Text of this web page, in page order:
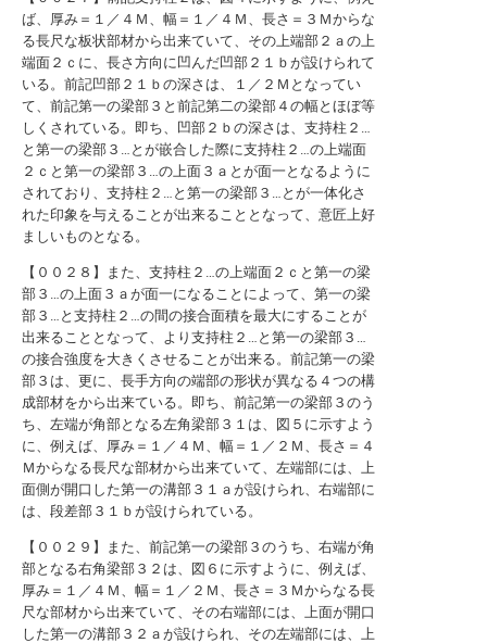
ば、厚み＝１／４Ｍ、幅＝１／４Ｍ、長さ＝３Ｍからな
る長尺な板状部材から出来ていて、その上端部２ａの上
端面２ｃに、長さ方向に凹んだ凹部２１ｂが設けられて
いる。前記凹部２１ｂの深さは、１／２Ｍとなってい
て、前記第一の梁部３と前記第二の梁部４の幅とほぼ等
しくされている。即ち、凹部２ｂの深さは、支持柱２…
と第一の梁部３…とが嵌合した際に支持柱２…の上端面
２ｃと第一の梁部３…の上面３ａとが面一となるように
されており、支持柱２…と第一の梁部３…とが一体化さ
れた印象を与えることが出来ることとなって、意匠上好
ましいものとなる。
【００２８】また、支持柱２…の上端面２ｃと第一の梁
部３…の上面３ａが面一になることによって、第一の梁
部３…と支持柱２…の間の接合面積を最大にすることが
出来ることとなって、より支持柱２…と第一の梁部３…
の接合強度を大きくさせることが出来る。前記第一の梁
部３は、更に、長手方向の端部の形状が異なる４つの構
成部材をから出来ている。即ち、前記第一の梁部３のう
ち、左端が角部となる左角梁部３１は、図５に示すよう
に、例えば、厚み＝１／４Ｍ、幅＝１／２Ｍ、長さ＝４
Ｍからなる長尺な部材から出来ていて、左端部には、上
面側が開口した第一の溝部３１ａが設けられ、右端部に
は、段差部３１ｂが設けられている。
【００２９】また、前記第一の梁部３のうち、右端が角
部となる右角梁部３２は、図６に示すように、例えば、
厚み＝１／４Ｍ、幅＝１／２Ｍ、長さ＝３Ｍからなる長
尺な部材から出来ていて、その右端部には、上面が開口
した第一の溝部３２ａが設けられ、その左端部には、上